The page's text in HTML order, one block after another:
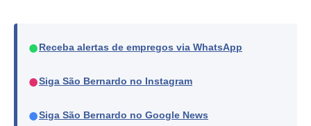
● Receba alertas de empregos via WhatsApp
●Siga São Bernardo no Instagram
●Siga São Bernardo no Google News